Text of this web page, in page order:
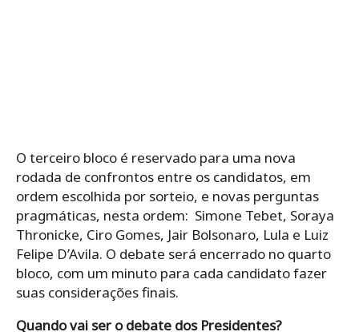
O terceiro bloco é reservado para uma nova
rodada de confrontos entre os candidatos, em
ordem escolhida por sorteio, e novas perguntas
pragmáticas, nesta ordem: Simone Tebet, Soraya
Thronicke, Ciro Gomes, Jair Bolsonaro, Lula e Luiz
Felipe D’Avila. O debate será encerrado no quarto
bloco, com um minuto para cada candidato fazer
suas considerações finais.
Quando vai ser o debate dos Presidentes?